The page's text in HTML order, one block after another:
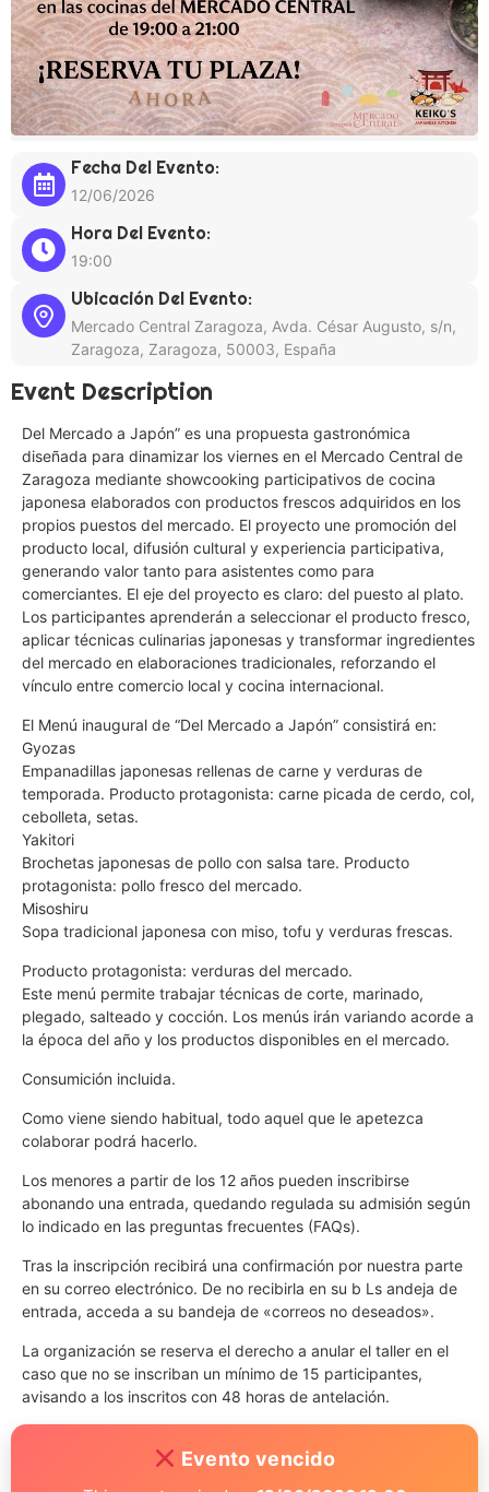
Fecha Del Evento:
12/06/2026
Hora Del Evento:
19:00
Ubicación Del Evento:
Mercado Central Zaragoza, Avda. César Augusto, s/n,
Zaragoza, Zaragoza, 50003, España
Event Description
Del Mercado a Japón” es una propuesta gastronómica
diseñada para dinamizar los viernes en el Mercado Central de
Zaragoza mediante showcooking participativos de cocina
japonesa elaborados con productos frescos adquiridos en los
propios puestos del mercado. El proyecto une promoción del
producto local, difusión cultural y experiencia participativa,
generando valor tanto para asistentes como para
comerciantes. El eje del proyecto es claro: del puesto al plato.
Los participantes aprenderán a seleccionar el producto fresco,
aplicar técnicas culinarias japonesas y transformar ingredientes
del mercado en elaboraciones tradicionales, reforzando el
vínculo entre comercio local y cocina internacional.
El Menú inaugural de “Del Mercado a Japón” consistirá en:
Gyozas
Empanadillas japonesas rellenas de carne y verduras de
temporada. Producto protagonista: carne picada de cerdo, col,
cebolleta, setas.
Yakitori
Brochetas japonesas de pollo con salsa tare. Producto
protagonista: pollo fresco del mercado.
Misoshiru
Sopa tradicional japonesa con miso, tofu y verduras frescas.
Producto protagonista: verduras del mercado.
Este menú permite trabajar técnicas de corte, marinado,
plegado, salteado y cocción. Los menús irán variando acorde a
la época del año y los productos disponibles en el mercado.
Consumición incluida.
Como viene siendo habitual, todo aquel que le apetezca
colaborar podrá hacerlo.
Los menores a partir de los 12 años pueden inscribirse
abonando una entrada, quedando regulada su admisión según
lo indicado en las preguntas frecuentes (FAQs).
Tras la inscripción recibirá una confirmación por nuestra parte
en su correo electrónico. De no recibirla en su b Ls andeja de
entrada, acceda a su bandeja de «correos no deseados».
La organización se reserva el derecho a anular el taller en el
caso que no se inscriban un mínimo de 15 participantes,
avisando a los inscritos con 48 horas de antelación.
Evento vencido